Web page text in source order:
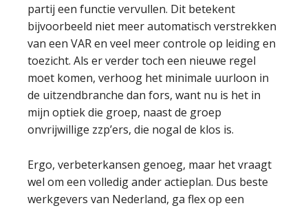
partij een functie vervullen. Dit betekent
bijvoorbeeld niet meer automatisch verstrekken
van een VAR en veel meer controle op leiding en
toezicht. Als er verder toch een nieuwe regel
moet komen, verhoog het minimale uurloon in
de uitzendbranche dan fors, want nu is het in
mijn optiek die groep, naast de groep
onvrijwillige zzp’ers, die nogal de klos is.
Ergo, verbeterkansen genoeg, maar het vraagt
wel om een volledig ander actieplan. Dus beste
werkgevers van Nederland, ga flex op een